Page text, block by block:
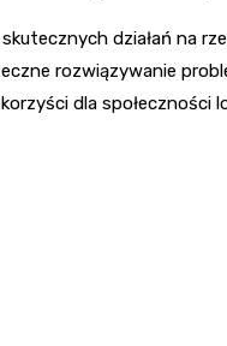
działań na
rozwiązywanie
dla społeczności